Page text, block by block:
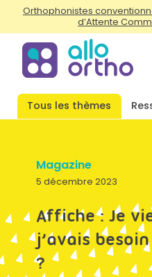
Orthophonistes
d’Attente
Tous les thèmes
Magazine
5 décembre 2023
Affiche : Je
j’avais
?